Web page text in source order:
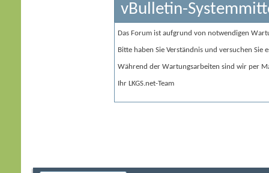
vBulletin-
Das Forum ist aufgrund von notwendigen
Bitte haben Sie Verständnis und versuchen Sie
Während der Wartungsarbeiten sind wir per
Ihr LKGS.net-Team